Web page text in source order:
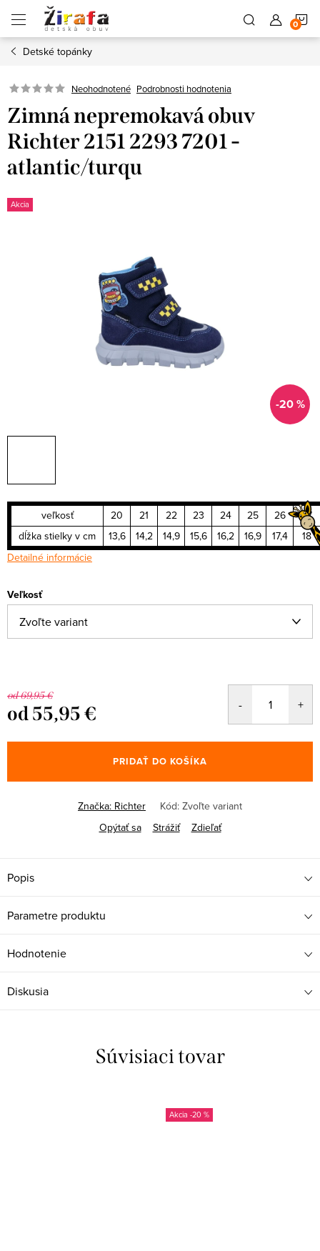
obsah
Detské topánky
Neohodnotené Podrobnosti hodnotenia
Zimná nepremokavá obuv
Richter 2151 2293 7201 -
atlantic/turqu
Akcia
-20 %
veľkosť 20 21 22 23 24 25 26
27
dĺžka stielky v cm
13,6 14,2 14,9 15,6 16,2 16,9 17,4
18
Detailné informácie
Veľkosť
od 69,95 €
od55,95 €
cena:
PRIDAŤ DO KOŠÍKA
Značka: Richter Kód: Zvoľte variant
Opýtať sa
Strážiť Zdieľať
Popis
Parametre produktu
Hodnotenie
Diskusia
Súvisiaci tovar
-20 %